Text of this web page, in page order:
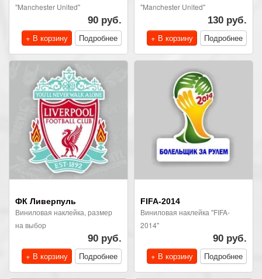
"Manchester United"
90 руб.
+ В корзину
Подробнее
"Manchester United"
130 руб.
+ В корзину
Подробнее
ФК Ливерпуль
Виниловая наклейка, размер
на выбор
90 руб.
+ В корзину
Подробнее
FIFA-2014
Виниловая наклейка "FIFA-
2014"
90 руб.
+ В корзину
Подробнее